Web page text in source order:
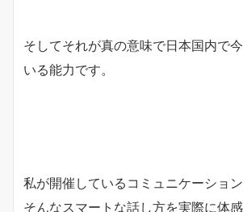
そしてそれが真の意味で日本国内で
いる能力です。
私が開催しているコミュニケーショ
そんなスマートな話し方を実際に体